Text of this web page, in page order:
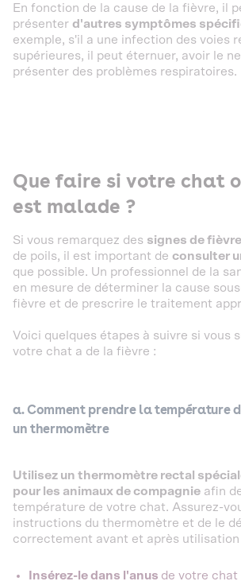
En fonction de la cause de la fièvre, il
présenter d'autres symptômes
exemple, s'il a une infection des voies
supérieures, il peut éternuer, avoir le
présenter des problèmes respiratoires.
Que faire si votre chat
est malade ?
Si vous remarquez des signes de fièvre
de poils, il est important de consulter
que possible. Un professionnel de la
en mesure de déterminer la cause
fièvre et de prescrire le traitement
Voici quelques étapes à suivre si vous
votre chat a de la fièvre :
a. Comment prendre la température
un thermomètre
Utilisez un thermomètre rectal
pour les animaux de compagnie afin
température de votre chat. Assurez-
instructions du thermomètre et de le
correctement avant et après utilisation
Insérez-le dans l'anus de votre